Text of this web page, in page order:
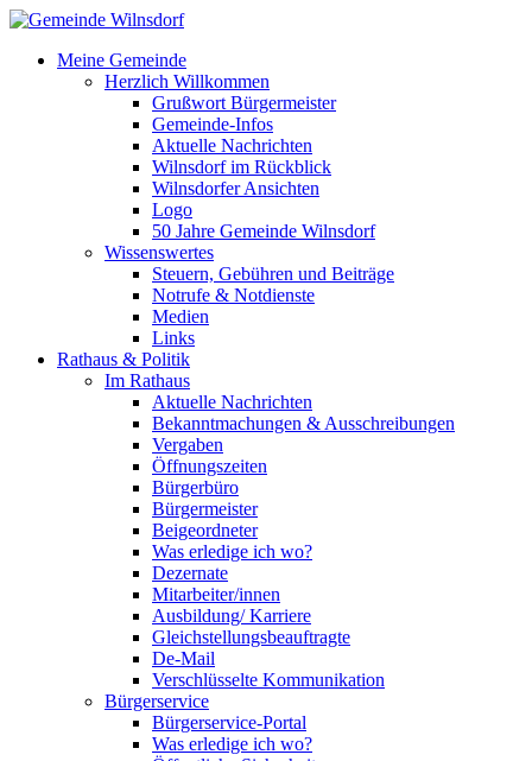
Meine Gemeinde
Herzlich Willkommen
Grußwort Bürgermeister
Gemeinde-Infos
Aktuelle Nachrichten
Wilnsdorf im Rückblick
Wilnsdorfer Ansichten
Logo
50 Jahre Gemeinde Wilnsdorf
Wissenswertes
Steuern, Gebühren und Beiträge
Notrufe & Notdienste
Medien
Links
Rathaus & Politik
Im Rathaus
Aktuelle Nachrichten
Bekanntmachungen & Ausschreibungen
Vergaben
Öffnungszeiten
Bürgerbüro
Bürgermeister
Beigeordneter
Was erledige ich wo?
Dezernate
Mitarbeiter/innen
Ausbildung/ Karriere
Gleichstellungsbeauftragte
De-Mail
Verschlüsselte Kommunikation
Bürgerservice
Bürgerservice-Portal
Was erledige ich wo?